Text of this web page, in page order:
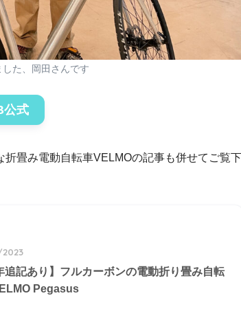
た、岡田さんです
公式
畳み電動自転車VELMOの記事も併せてご覧下
追記あり】フルカーボンの電動折り畳み自転
Pegasus